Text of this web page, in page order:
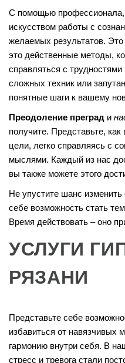
С помощью профессионала,
искусством работы с
желаемых результатов. Это
это действенные методы,
справляться с
сложных техник или
понятные шаги к вашему
Преодоление преград и
получите. Представьте,
цели, легко справляясь с
мыслями. Каждый из нас
вы также можете этого
Не упустите шанс
себе возможность стать
Время действовать – оно
УСЛУГИ
РЯЗАНИ
Представьте себе
избавиться от навязчивых
гармонию внутри себя. В
стресс и тревога стали